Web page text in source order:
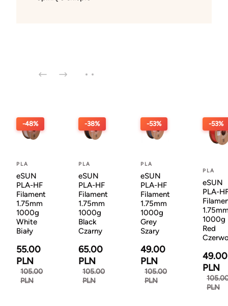
-48%
PLA
eSUN
PLA-HF
Filament
1.75mm
1000g
White
Biały
55.00
PLN
105.00
PLN
-38%
PLA
eSUN
PLA-HF
Filament
1.75mm
1000g
Black
Czarny
65.00
PLN
105.00
PLN
-53%
PLA
eSUN
PLA-HF
Filament
1.75mm
1000g
Grey
Szary
49.00
PLN
105.00
PLN
-53%
PLA
eSUN
PLA-
1000g
Red
49.00
PLN
PLN